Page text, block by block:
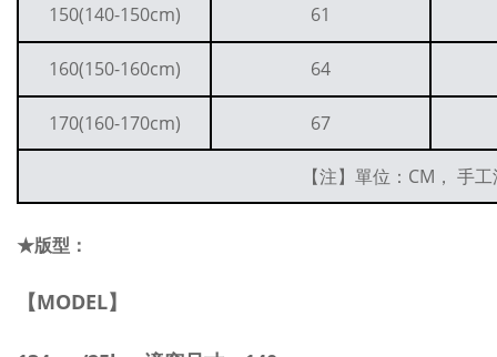
150(140-150cm) 61
160(150-160cm) 64
170(160-170cm) 67
【注】單位：CM， 手
★版型：
【MODEL】